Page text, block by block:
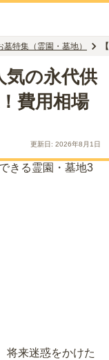
墓特集（霊園・墓地）
気の永代供
費用相場
更新日: 2026年8月1日
将来迷惑をかけた